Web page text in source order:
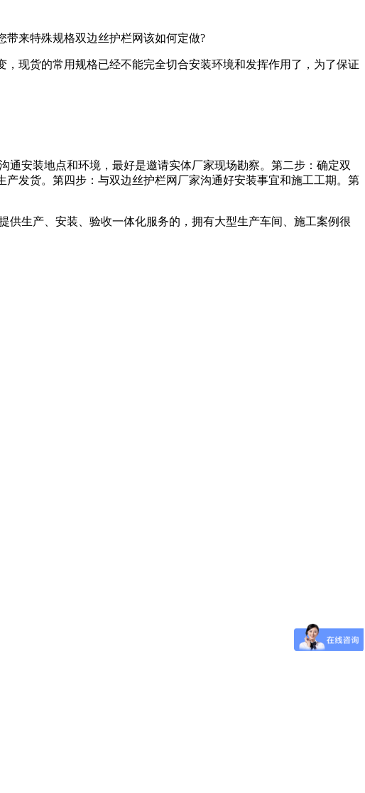
来特殊规格双边丝护栏网该如何定做?
货的常用规格已经不能完全切合安装环境和发挥作用了，为了保证
安装地点和环境，最好是邀请实体厂家现场勘察。第二步：确定双
发货。第四步：与双边丝护栏网厂家沟通好安装事宜和施工工期。第
生产、安装、验收一体化服务的，拥有大型生产车间、施工案例很